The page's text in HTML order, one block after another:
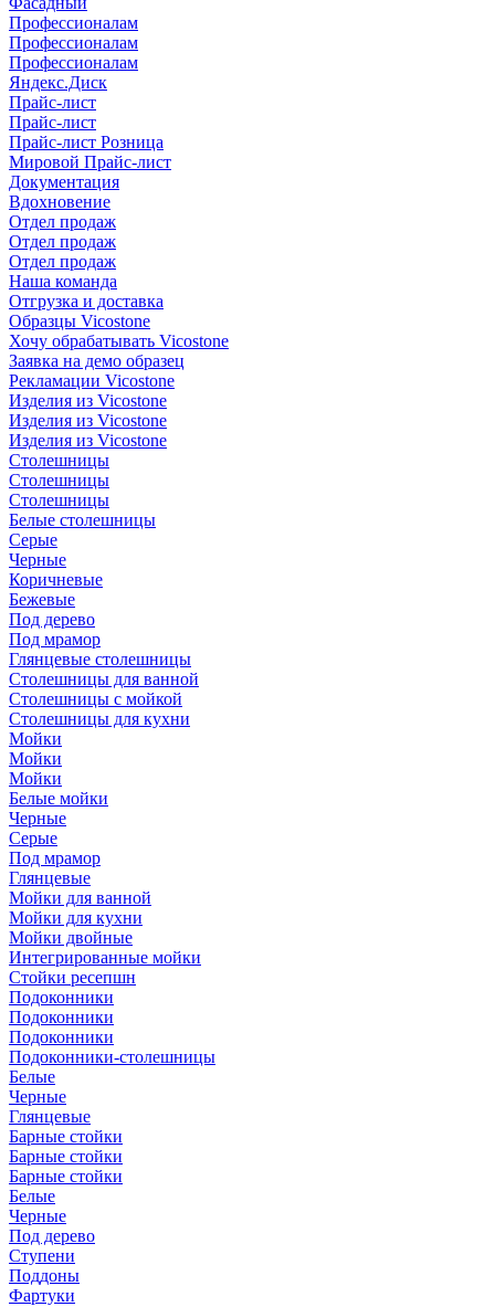
Профессионалам
Профессионалам
Профессионалам
Яндекс.Диск
Прайс-лист
Прайс-лист
Прайс-лист Розница
Мировой Прайс-лист
Документация
Вдохновение
Отдел продаж
Отдел продаж
Отдел продаж
Наша команда
Отгрузка и доставка
Образцы Vicostone
Хочу обрабатывать Vicostone
Заявка на демо образец
Рекламации Vicostone
Изделия из Vicostone
Изделия из Vicostone
Изделия из Vicostone
Столешницы
Столешницы
Столешницы
Белые столешницы
Серые
Черные
Коричневые
Бежевые
Под дерево
Под мрамор
Глянцевые столешницы
Столешницы для ванной
Столешницы с мойкой
Столешницы для кухни
Мойки
Мойки
Мойки
Белые мойки
Черные
Серые
Под мрамор
Глянцевые
Мойки для ванной
Мойки для кухни
Мойки двойные
Интегрированные мойки
Стойки ресепшн
Подоконники
Подоконники
Подоконники
Подоконники-столешницы
Белые
Черные
Глянцевые
Барные стойки
Барные стойки
Барные стойки
Белые
Черные
Под дерево
Ступени
Поддоны
Фартуки